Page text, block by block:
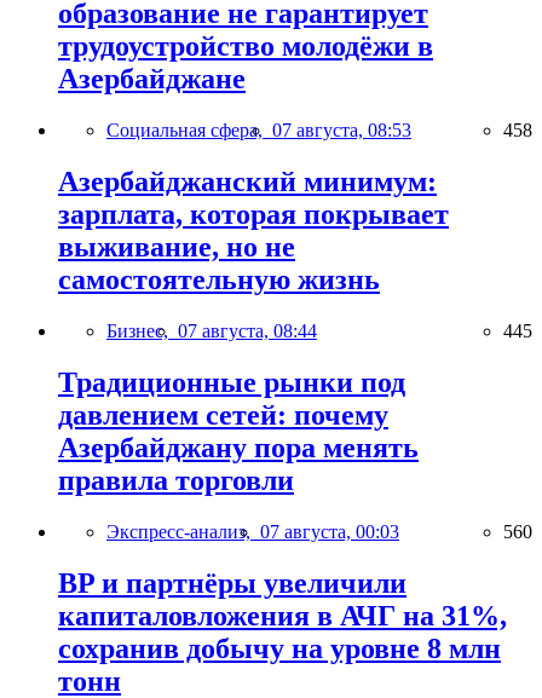
образование не гарантирует
трудоустройство молодёжи в
Азербайджане
Социальная сфера, 07 августа, 08:53 458
Азербайджанский минимум:
зарплата, которая покрывает
выживание, но не
самостоятельную жизнь
Бизнес, 07 августа, 08:44 445
Традиционные рынки под
давлением сетей: почему
Азербайджану пора менять
правила торговли
Экспресс-анализ, 07 августа, 00:03 560
BP и партнёры увеличили
капиталовложения в АЧГ на 31%,
сохранив добычу на уровне 8 млн
тонн